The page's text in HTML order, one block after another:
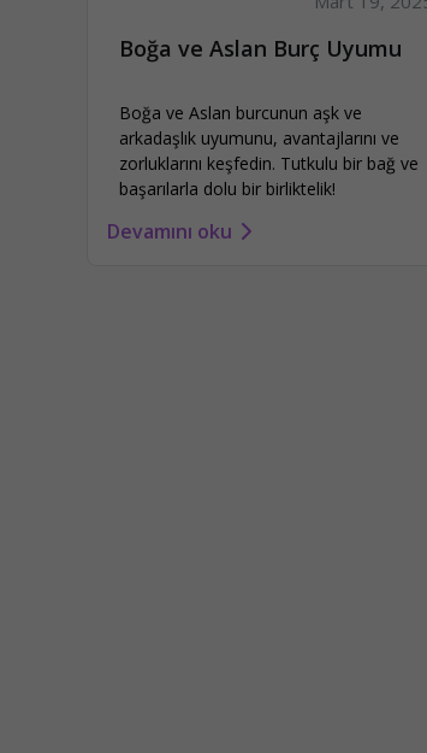
Boğa ve Aslan Burç Uyumu
Boğa ve Aslan burcunun aşk ve
arkadaşlık uyumunu, avantajlarını ve
zorluklarını keşfedin. Tutkulu bir bağ ve
başarılarla dolu bir birliktelik!
Devamını oku